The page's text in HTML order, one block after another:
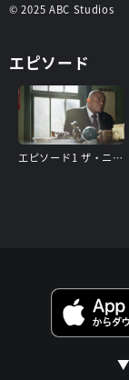
© 2025 ABC Studios
エピソード
エピソード1 ザ・ニグロ・イン・ホワイト・アメリカ
▼